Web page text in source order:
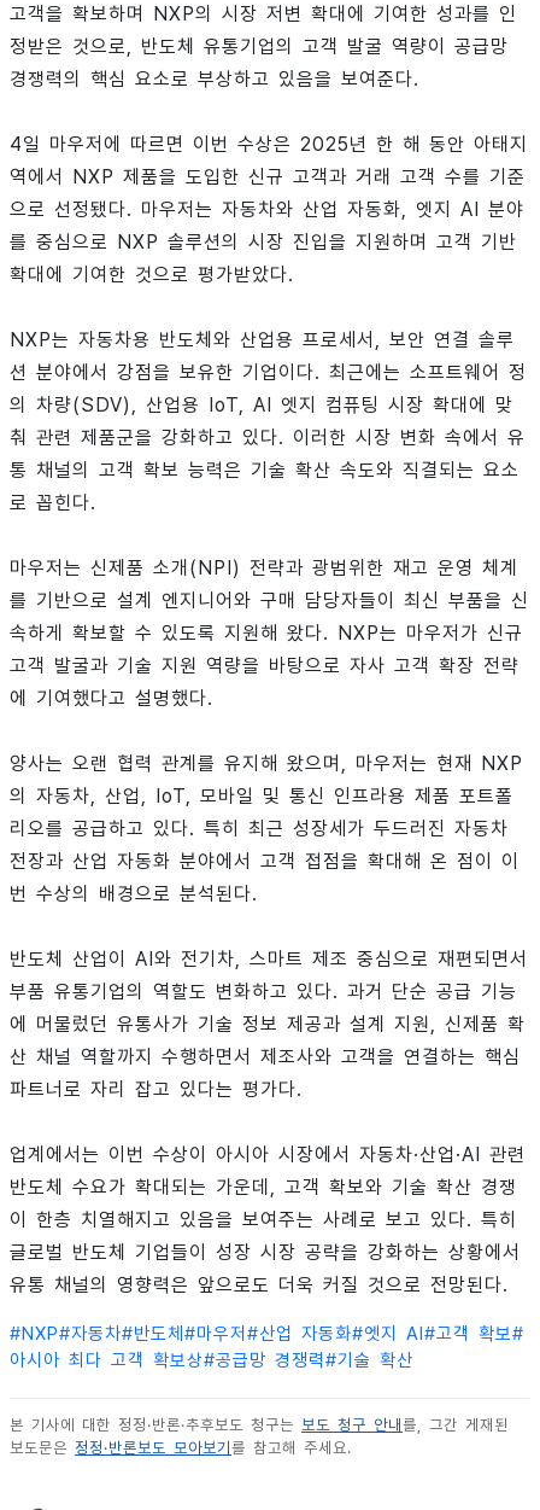
고객을 확보하며 NXP의 시장 저변 확대에 기여한 성과를 인
정받은 것으로, 반도체 유통기업의 고객 발굴 역량이 공급망
경쟁력의 핵심 요소로 부상하고 있음을 보여준다.
4일 마우저에 따르면 이번 수상은 2025년 한 해 동안 아태지
역에서 NXP 제품을 도입한 신규 고객과 거래 고객 수를 기준
으로 선정됐다. 마우저는 자동차와 산업 자동화, 엣지 AI 분야
를 중심으로 NXP 솔루션의 시장 진입을 지원하며 고객 기반
확대에 기여한 것으로 평가받았다.
NXP는 자동차용 반도체와 산업용 프로세서, 보안 연결 솔루
션 분야에서 강점을 보유한 기업이다. 최근에는 소프트웨어 정
의 차량(SDV), 산업용 IoT, AI 엣지 컴퓨팅 시장 확대에 맞
춰 관련 제품군을 강화하고 있다. 이러한 시장 변화 속에서 유
통 채널의 고객 확보 능력은 기술 확산 속도와 직결되는 요소
로 꼽힌다.
마우저는 신제품 소개(NPI) 전략과 광범위한 재고 운영 체계
를 기반으로 설계 엔지니어와 구매 담당자들이 최신 부품을 신
속하게 확보할 수 있도록 지원해 왔다. NXP는 마우저가 신규
고객 발굴과 기술 지원 역량을 바탕으로 자사 고객 확장 전략
에 기여했다고 설명했다.
양사는 오랜 협력 관계를 유지해 왔으며, 마우저는 현재 NXP
의 자동차, 산업, IoT, 모바일 및 통신 인프라용 제품 포트폴
리오를 공급하고 있다. 특히 최근 성장세가 두드러진 자동차
전장과 산업 자동화 분야에서 고객 접점을 확대해 온 점이 이
번 수상의 배경으로 분석된다.
반도체 산업이 AI와 전기차, 스마트 제조 중심으로 재편되면서
부품 유통기업의 역할도 변화하고 있다. 과거 단순 공급 기능
에 머물렀던 유통사가 기술 정보 제공과 설계 지원, 신제품 확
산 채널 역할까지 수행하면서 제조사와 고객을 연결하는 핵심
파트너로 자리 잡고 있다는 평가다.
업계에서는 이번 수상이 아시아 시장에서 자동차·산업·AI 관련
반도체 수요가 확대되는 가운데, 고객 확보와 기술 확산 경쟁
이 한층 치열해지고 있음을 보여주는 사례로 보고 있다. 특히
글로벌 반도체 기업들이 성장 시장 공략을 강화하는 상황에서
유통 채널의 영향력은 앞으로도 더욱 커질 것으로 전망된다.
#NXP#자동차#반도체 #마우저 #산업 자동화#엣지 AI#고객 확보#
아시아 최다 고객 확보상#공급망 경쟁력#기술 확산
본 기사에 대한 정정·반론·추후보도 청구는 보도 청구 안내 를, 그간 게재된
보도문은 정정·반론보도 모아보기 를 참고해 주세요.